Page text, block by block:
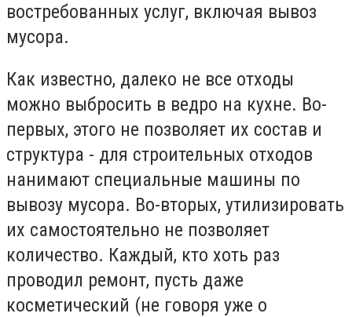
востребованных услуг, включая вывоз
мусора.
Как известно, далеко не все отходы
можно выбросить в ведро на кухне. Во-
первых, этого не позволяет их состав и
структура - для строительных отходов
нанимают специальные машины по
вывозу мусора. Во-вторых, утилизировать
их самостоятельно не позволяет
количество. Каждый, кто хоть раз
проводил ремонт, пусть даже
косметический (не говоря уже о